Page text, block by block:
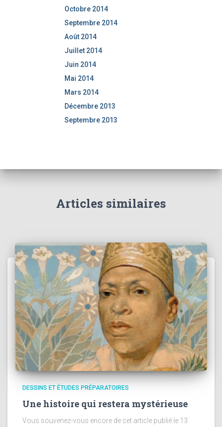
Octobre 2014
Septembre 2014
Août 2014
Juillet 2014
Juin 2014
Mai 2014
Mars 2014
Décembre 2013
Septembre 2013
Articles similaires
DESSINS ET ÉTUDES PRÉPARATOIRES
Une histoire qui restera mystérieuse
Vous souvenez-vous encore de cet article publié le 13